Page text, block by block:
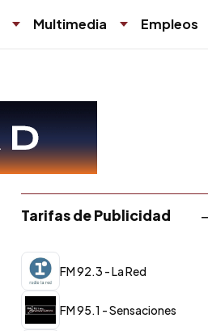
Multimedia Empleos
Tarifas de Publicidad
FM 92.3 - La Red
FM 95.1 - Sensaciones